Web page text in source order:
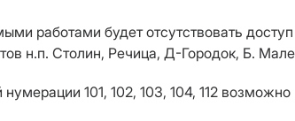
работами будет отсутствовать
н.п. Столин, Речица, Д-Городок, Б.
101, 102, 103, 104, 112